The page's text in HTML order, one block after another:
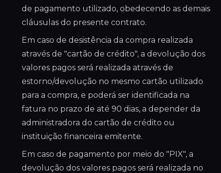
de pagamento utilizado, obedecendo as demais
cláusulas do presente contrato.
Em caso de desistência da compra realizada
através de "cartão de crédito", a devolução dos
valores pagos será realizada através de
estorno/devolução no mesmo cartão utilizado
para a compra, e poderá ser identificada na
fatura no prazo de até 90 dias, a depender da
administradora do cartão de crédito ou
instituição financeira emitente.
Em caso de pagamento por meio do "PIX", a
devolução dos valores pagos será realizada no